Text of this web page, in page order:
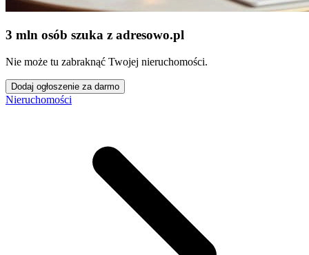
3 mln osób szuka z adresowo.pl
Nie może tu zabraknąć Twojej nieruchomości.
Dodaj ogłoszenie za darmo
Nieruchomości